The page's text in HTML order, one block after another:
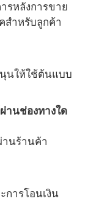
รหลังการขาย
สำหรับลูกค้า
นให้ใช้ต้นแบบ
านช่องทางใด
นร้านค้า
การโอนเงิน